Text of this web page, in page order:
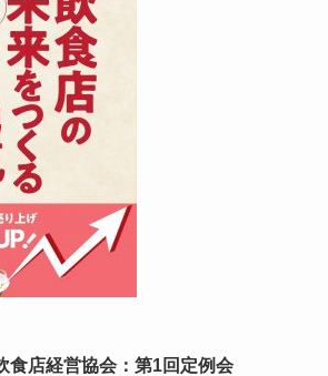
食店経営協会：第1回定例会